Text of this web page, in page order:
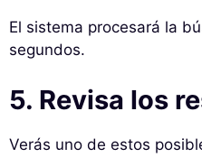
El sistema procesará la
segundos.
5. Revisa los
Verás uno de estos